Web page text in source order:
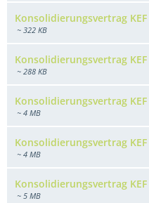
Konsolidierungsvertrag
~ 322 KB
~ 288 KB
Konsolidierungsvertrag
~ 4 MB
Konsolidierungsvertrag
~ 4 MB
Konsolidierungsvertrag
~ 5 MB